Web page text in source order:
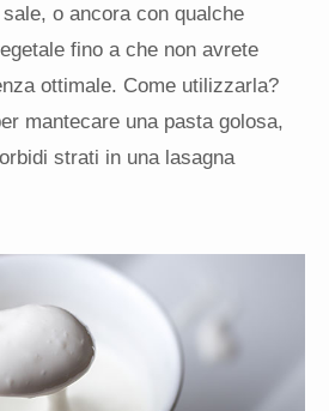
o ancora con qualche
fino a che non avrete
ottimale. Come utilizzarla?
mantecare una pasta golosa,
strati in una lasagna